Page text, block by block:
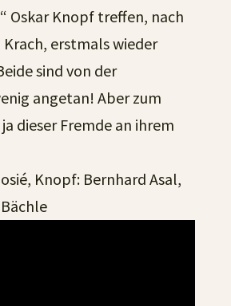
Oskar Knopf treffen, nach
erstmals wieder
sind von der
angetan! Aber zum
dieser Fremde an ihrem
Knopf: Bernhard Asal,